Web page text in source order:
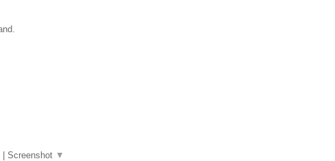
| Screenshot ▼